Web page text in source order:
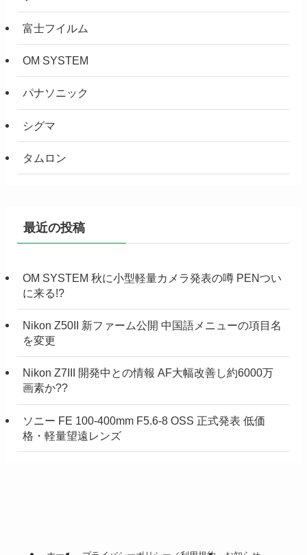
富士フイルム
OM SYSTEM
パナソニック
シグマ
タムロン
最近の投稿
OM SYSTEM 秋に小型軽量カメラ発表の噂 PENつい
に来る!?
Nikon Z50II 新ファーム公開 中国語メニューの項目名
を変更
Nikon Z7III 開発中との情報 AF大幅改善し約6000万
画素か??
ソニー FE 100-400mm F5.6-8 OSS 正式発表 低価
格・軽量望遠レンズ